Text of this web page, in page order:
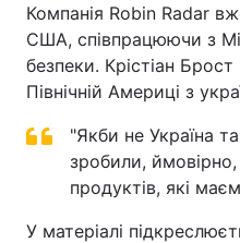
Компанія Robin Radar
США, співпрацюючи з
безпеки. Крістіан
Північній Америці з
"Якби не Україна
зробили,
продуктів, які
У матеріалі